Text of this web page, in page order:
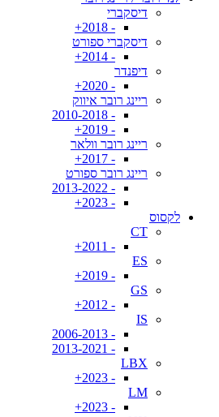
דיסקברי
- 2018+
דיסקברי ספורט
- 2014+
דיפנדר
- 2020+
ריינג רובר איווק
- 2010-2018
- 2019+
ריינג רובר וולאר
- 2017+
ריינג רובר ספורט
- 2013-2022
- 2023+
לקסוס
CT
- 2011+
ES
- 2019+
GS
- 2012+
IS
- 2006-2013
- 2013-2021
LBX
- 2023+
LM
- 2023+